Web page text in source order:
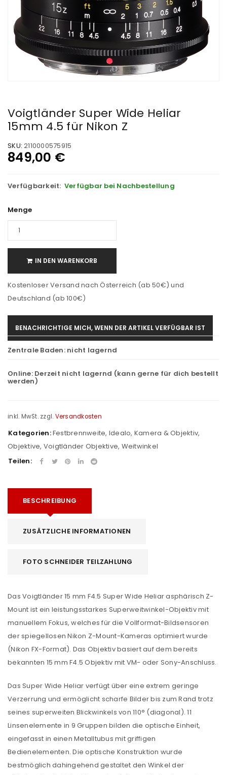
Voigtländer Super Wide Heliar
15mm 4.5 für Nikon Z
SKU: 2110000575915
849,00 €
Verfügbarkeit: Verfügbar bei Nachbestellung
Menge
IN DEN WARENKORB
Kostenloser Versand nach Österreich (ab 50€) und
Deutschland (ab 100€)
BENACHRICHTIGE MICH, WENN DER ARTIKEL VERFÜGBAR IST
Zentrale Baden: nicht lagernd
Online: Derzeit nicht lagernd (kann gerne für dich bestellt
werden)
inkl. MwSt. zzgl. Versandkosten
Kategorien:Festbrennweite, Idealo, Kamera & Objektiv,
Objektive, Voigtländer Objektive, Weitwinkel
Teilen:
BESCHREIBUNG
ZUSÄTZLICHE INFORMATIONEN
FOTO SCHNEIDER TEILZAHLUNG
Das Voigtländer 15 mm F4.5 Super Wide Heliar asphärisch Z-
Mount ist ein leistungsstarkes Superweitwinkel-Objektiv mit
manuellem Fokus, welches für die Vollformat-Bildsensoren
der spiegellosen Nikon Z-Mount-Kameras optimiert wurde
(Nikon FX-Format). Das Objektiv basiert auf dem bereits
bekannten 15 mm F4.5 Objektiv mit VM- oder Sony-Anschluss.
Das Super Wide Heliar verfügt über eine extrem geringe
Verzerrung und ermöglicht scharfe Bilder bis zum Rand trotz
seines superweiten Blickwinkels von 110° (diagonal). 11
Linsenelemente in 9 Gruppen bilden die optische Einheit,
eingefasst in einen Metalltubus mit griffigen
Bedienelementen. Die optische Konstruktion wurde
bestmöglich dahingehend gestaltet den Winkel der